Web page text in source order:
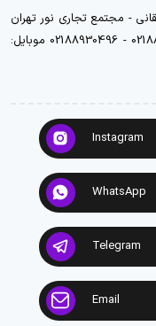
- مجتمع تجاری نور تهران
- طبقه اول تجاری - واحد 9109 تلفن: 02188945442 - 02188930496 موبایل:
Instagram
WhatsApp
Telegram
Email